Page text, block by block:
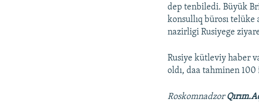
dep tenbiledi. Büyük
konsullıq bürosı
nazirligi Rusiyege
Rusiye kütleviy haber
oldı, daa tahminen 100
Roskomnadzor